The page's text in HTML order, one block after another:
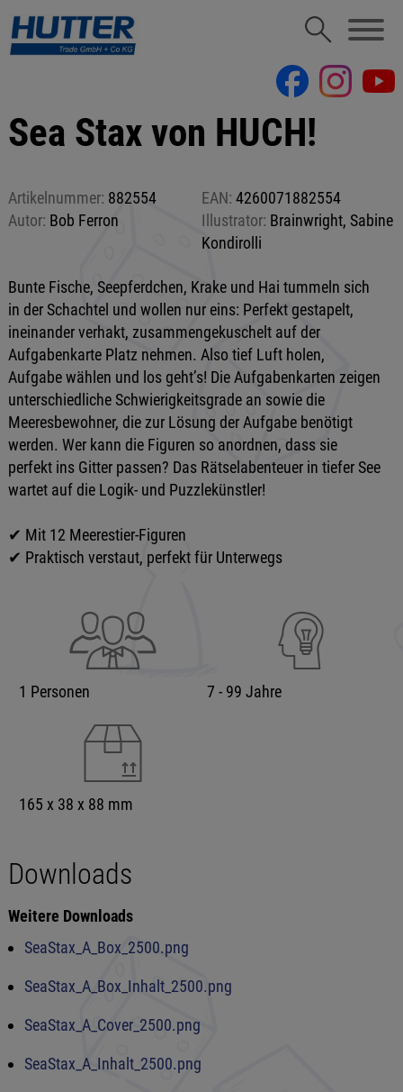
Sea Stax von HUCH!
Artikelnummer: 882554 EAN: 4260071882554
Autor: Bob Ferron Illustrator: Brainwright, Sabine
Kondirolli
Bunte Fische, Seepferdchen, Krake und Hai tummeln sich
in der Schachtel und wollen nur eins: Perfekt gestapelt,
ineinander verhakt, zusammengekuschelt auf der
Aufgabenkarte Platz nehmen. Also tief Luft holen,
Aufgabe wählen und los geht’s! Die Aufgabenkarten zeigen
unterschiedliche Schwierigkeitsgrade an sowie die
Meeresbewohner, die zur Lösung der Aufgabe benötigt
werden. Wer kann die Figuren so anordnen, dass sie
perfekt ins Gitter passen? Das Rätselabenteuer in tiefer See
wartet auf die Logik- und Puzzlekünstler!
✔ Mit 12 Meerestier-Figuren
✔ Praktisch verstaut, perfekt für Unterwegs
1 Personen 7 - 99 Jahre
165 x 38 x 88 mm
Downloads
Weitere Downloads
SeaStax_A_Box_2500.png
SeaStax_A_Box_Inhalt_2500.png
SeaStax_A_Cover_2500.png
SeaStax_A_Inhalt_2500.png